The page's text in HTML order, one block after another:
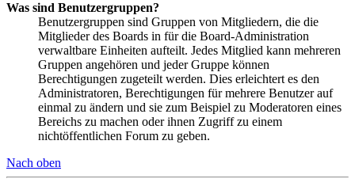
Was sind Benutzergruppen?
Benutzergruppen sind Gruppen von Mitgliedern, die die
Mitglieder des Boards in für die Board-Administration
verwaltbare Einheiten aufteilt. Jedes Mitglied kann mehreren
Gruppen angehören und jeder Gruppe können
Berechtigungen zugeteilt werden. Dies erleichtert es den
Administratoren, Berechtigungen für mehrere Benutzer auf
einmal zu ändern und sie zum Beispiel zu Moderatoren eines
Bereichs zu machen oder ihnen Zugriff zu einem
nichtöffentlichen Forum zu geben.
Nach oben